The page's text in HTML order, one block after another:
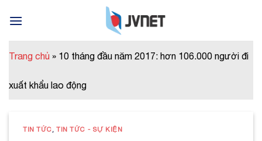
Trang chủ » 10 tháng đầu năm 2017: hơn 106.000 người đi
xuất khẩu lao động
TIN TỨC ,TIN TỨC - SỰ KIỆN